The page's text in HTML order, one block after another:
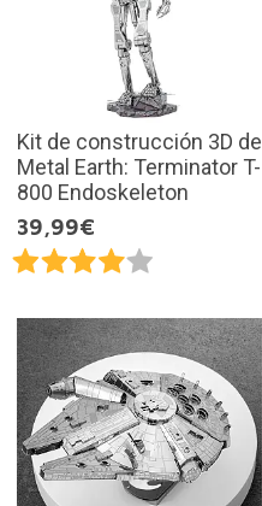
Kit de construcción 3D de
Metal Earth: Terminator T-
800 Endoskeleton
39,99€